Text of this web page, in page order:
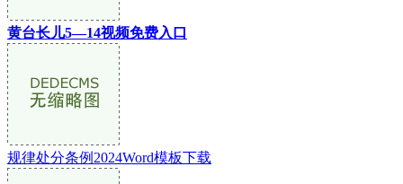
黄台长儿5—14视频免费入口
规律处分条例2024Word模板下载